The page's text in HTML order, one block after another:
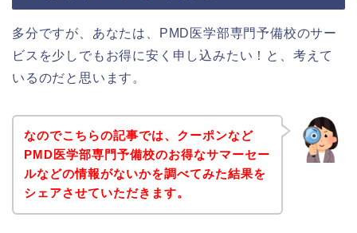
多分ですが、あなたは、PMD医学部専門予備校のサー
ビスを少しでもお得に安く申し込みたい！と、考えて
いるのだと思います。
なのでこちらの記事では、クーポンなど
PMD医学部専門予備校のお得なサマーセー
ルなどの情報がないかを調べてみた結果を
シェアさせていただきます。